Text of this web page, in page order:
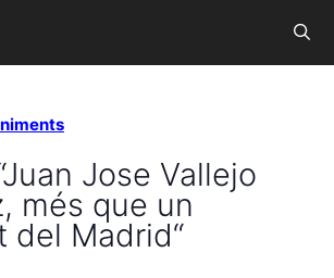
Jose Vallejo
més que un
del Madrid“